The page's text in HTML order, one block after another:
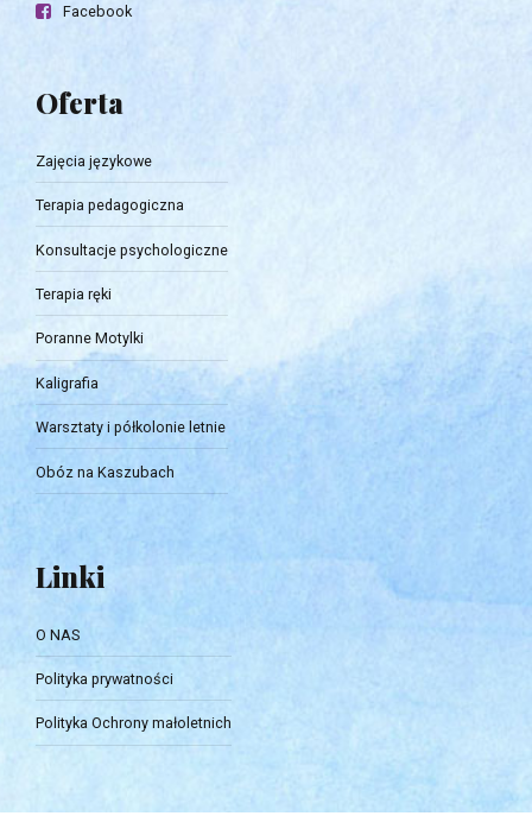
Facebook
Oferta
Zajęcia językowe
Terapia pedagogiczna
Konsultacje psychologiczne
Terapia ręki
Poranne Motylki
Kaligrafia
Warsztaty i półkolonie letnie
Obóz na Kaszubach
Linki
O NAS
Polityka prywatności
Polityka Ochrony małoletnich